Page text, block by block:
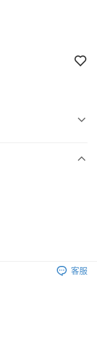
客服